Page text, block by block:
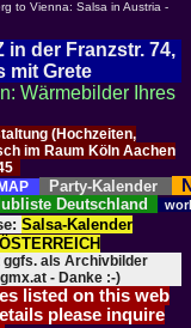
to Vienna: Salsa in Austria -
in der Franzstr. 74,
mit Grete
Wärmebilder Ihres
(Hochzeiten,
im Raum Köln Aachen
Party-Kalender
Deutschland
Salsa-Kalender
ggfs. als Archivbilder
- Danke :-)
listed on this web
please inquire